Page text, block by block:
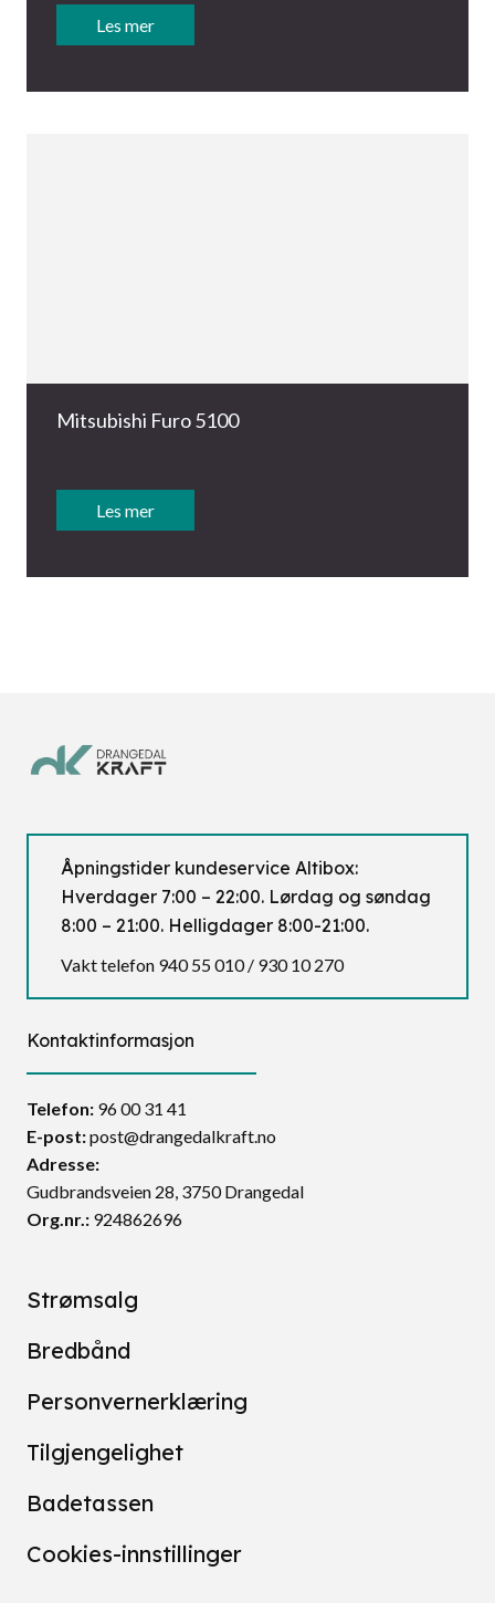
Les mer
Mitsubishi Furo 5100
Les mer
Åpningstider kundeservice Altibox:
Hverdager 7:00 – 22:00. Lørdag og søndag
8:00 – 21:00. Helligdager 8:00-21:00.
Vakt telefon 940 55 010 / 930 10 270
Kontaktinformasjon
Telefon: 96 00 31 41
E-post:post@drangedalkraft.no
Adresse:
Gudbrandsveien 28, 3750 Drangedal
Org.nr.: 924862696
Strømsalg
Bredbånd
Personvernerklæring
Tilgjengelighet
Badetassen
Cookies-innstillinger